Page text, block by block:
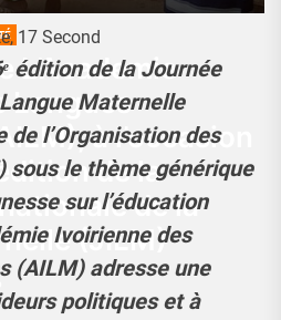
L’Academie
Langues
à l’occasion
de la
de la
(JILM)
17 Second
édition de la Journée
Maternelle
de l’Organisation des
sous le thème générique
sur l’éducation
Ivoirienne des
(AILM) adresse une
politiques et à